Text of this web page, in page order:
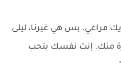
مراعي. بس هي غيرنا، ليلى
منك. إنت نفسك بتحب